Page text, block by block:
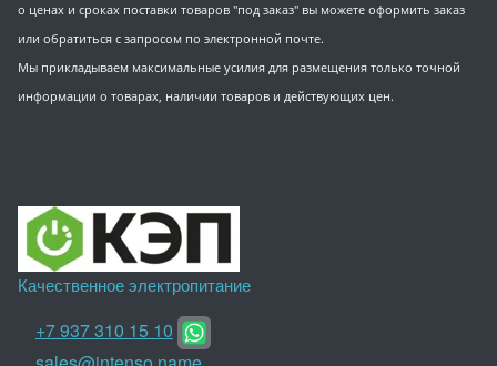
о ценах и сроках поставки товаров "под заказ" вы можете оформить заказ
или обратиться с запросом по электронной почте.
Мы прикладываем максимальные усилия для размещения только точной
информации о товарах, наличии товаров и действующих цен.
Качественное электропитание
+7 937 310 15 10